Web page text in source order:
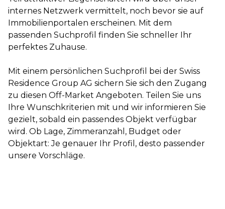
internes Netzwerk vermittelt, noch bevor sie auf
Immobilienportalen erscheinen. Mit dem
passenden Suchprofil finden Sie schneller Ihr
perfektes Zuhause.
Mit einem persönlichen Suchprofil bei der Swiss
Residence Group AG sichern Sie sich den Zugang
zu diesen Off-Market Angeboten. Teilen Sie uns
Ihre Wunschkriterien mit und wir informieren Sie
gezielt, sobald ein passendes Objekt verfügbar
wird. Ob Lage, Zimmeranzahl, Budget oder
Objektart: Je genauer Ihr Profil, desto passender
unsere Vorschläge.